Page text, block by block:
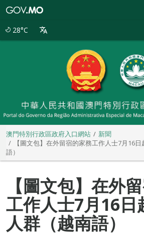
28°C
澳門特別行政區政府入口網站
新聞
【圖文包】在外留宿的家務工作人士7月16
語）
【圖文包】在外
工作人士7月16日
人群（越南語）